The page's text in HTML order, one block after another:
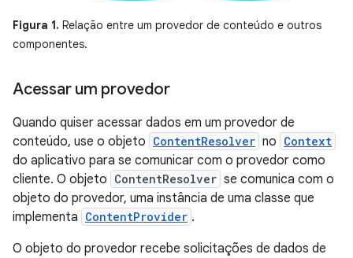
Figura 1. Relação entre um provedor de conteúdo e outros
componentes.
Acessar um provedor
Quando quiser acessar dados em um provedor de
conteúdo, use o objeto ContentResolver no Context
do aplicativo para se comunicar com o provedor como
cliente. O objeto ContentResolver se comunica com o
objeto do provedor, uma instância de uma classe que
implementa ContentProvider .
O objeto do provedor recebe solicitações de dados de